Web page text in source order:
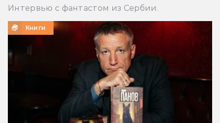
Интервью с фантастом из Сербии.
Книги